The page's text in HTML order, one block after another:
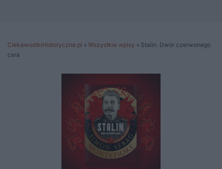
CiekawostkiHistoryczne.pl » Wszystkie wpisy » Stalin. Dwór czerwonego
cara